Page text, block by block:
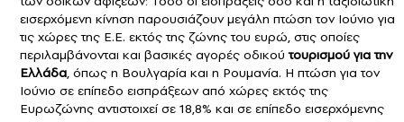
εισερχόμενη κίνηση παρουσιάζουν μεγάλη πτώση τον Ιούνιο για
τις χώρες της Ε.Ε. εκτός της ζώνης του ευρώ, στις οποίες
περιλαμβάνονται και βασικές αγορές οδικούτουρισμού για την
Ελλάδα, όπως η Βουλγαρία και η Ρουμανία. Η πτώση για τον
Ιούνιο σε επίπεδο εισπράξεων από χώρες εκτός της
Ευρωζώνης αντιστοιχεί σε 18,8% και σε επίπεδο εισερχόμενης